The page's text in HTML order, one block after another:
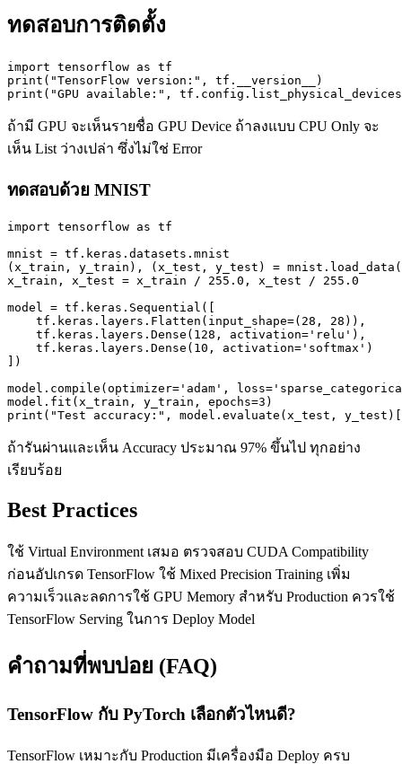
ทดสอบการติดตั้ง
import tensorflow as tf
print("TensorFlow version:", tf.__version__)
print("GPU available:",
ถ้ามี GPU จะเห็นรายชื่อ GPU Device ถ้าลงแบบ CPU Only จะ
เห็น List ว่างเปล่า ซึ่งไม่ใช่ Error
ทดสอบด้วย MNIST
import tensorflow as tf
mnist = tf.keras.datasets.mnist
(x_train, y_train), (x_test, y_test) =
x_train, x_test = x_train / 255.0, x_test / 255.0
model = tf.keras.Sequential([
    tf.keras.layers.Flatten(input_shape=(28, 28)),
    tf.keras.layers.Dense(128, activation='relu'),
    tf.keras.layers.Dense(10, activation='softmax')
])
model.compile(optimizer='adam',
model.fit(x_train, y_train, epochs=3)
print("Test accuracy:", model.evaluate(x_test,
ถ้ารันผ่านและเห็น Accuracy ประมาณ 97% ขึ้นไป ทุกอย่าง
เรียบร้อย
Best Practices
ใช้ Virtual Environment เสมอ ตรวจสอบ CUDA Compatibility
ก่อนอัปเกรด TensorFlow ใช้ Mixed Precision Training เพิ่ม
ความเร็วและลดการใช้ GPU Memory สำหรับ Production ควรใช้
TensorFlow Serving ในการ Deploy Model
คำถามที่พบบ่อย (FAQ)
TensorFlow กับ PyTorch เลือกตัวไหนดี?
TensorFlow เหมาะกับ Production มีเครื่องมือ Deploy ครบ